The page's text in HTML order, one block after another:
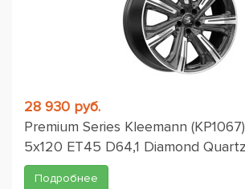
28 930 руб.
Premium Series Kleemann
5x120 ET45 D64,1 Diamond Quartz
Подробнее